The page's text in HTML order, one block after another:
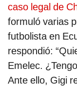
caso legal de
formuló varias
futbolista en
respondió:
Emelec.
Ante ello, Gigi